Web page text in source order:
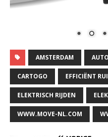
AMSTERDAM
CARTOGO EFFICIËNT
ELEKTRISCH RIJDEN
WWW.MOVE-NL.COM